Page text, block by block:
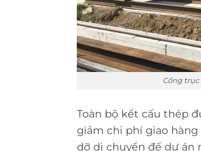
Cổng
Toàn bộ kết cấu thép
giảm chi phí giao
dỡ di chuyển đế dự án